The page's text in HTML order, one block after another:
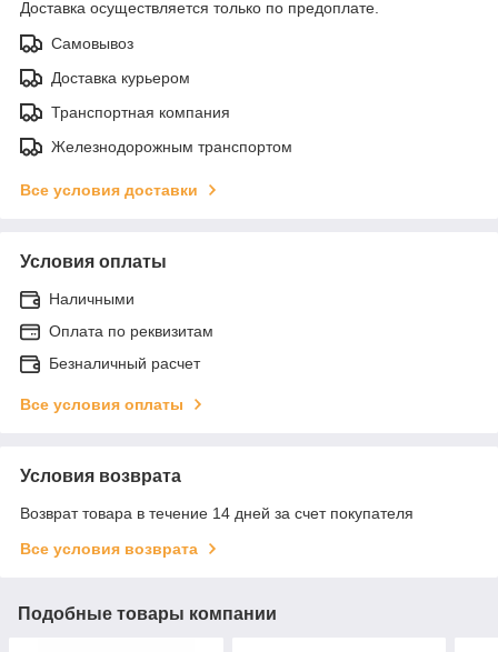
Доставка осуществляется только по предоплате.
Самовывоз
Доставка курьером
Транспортная компания
Железнодорожным транспортом
Все условия доставки
Условия оплаты
Наличными
Оплата по реквизитам
Безналичный расчет
Все условия оплаты
Условия возврата
Возврат товара в течение 14 дней за счет покупателя
Все условия возврата
Подобные товары компании